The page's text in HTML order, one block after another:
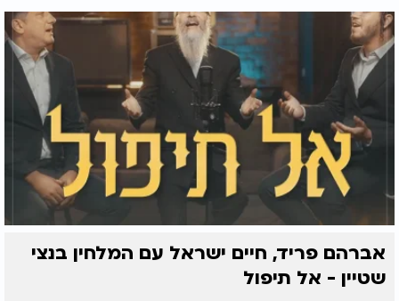
אברהם פריד, חיים ישראל עם המלחין בנצי
שטיין - אל תיפול